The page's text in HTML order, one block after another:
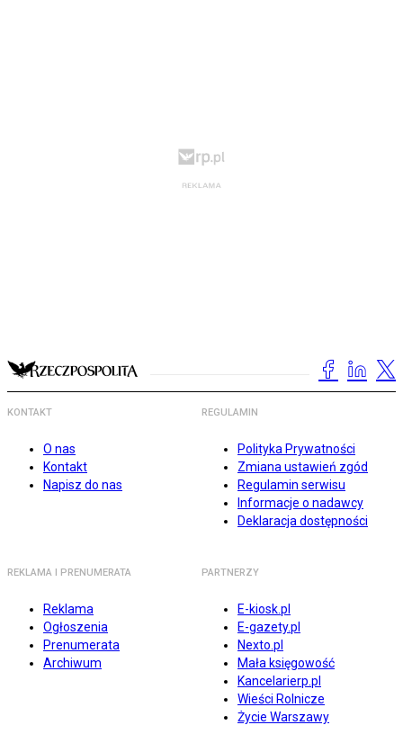
KONTAKT
O nas
Kontakt
Napisz do nas
REGULAMIN
Polityka Prywatności
Zmiana ustawień zgód
Regulamin serwisu
Informacje o nadawcy
Deklaracja dostępności
REKLAMA I PRENUMERATA
Reklama
Ogłoszenia
Prenumerata
Archiwum
PARTNERZY
E-kiosk.pl
E-gazety.pl
Nexto.pl
Mała księgowość
Kancelarierp.pl
Wieści Rolnicze
Życie Warszawy